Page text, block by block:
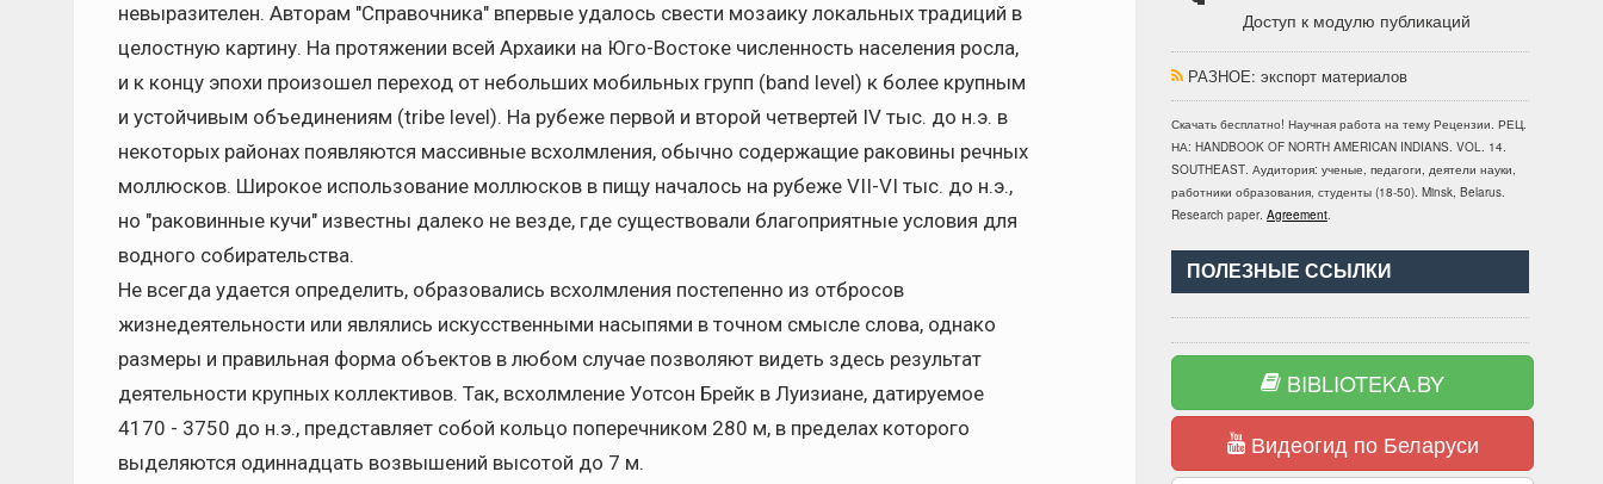
Доступ к модулю публикаций
РАЗНОЕ: экспорт материалов
Скачать бесплатно! Научная работа на тему Рецензии. РЕЦ.
НА: HANDBOOK OF NORTH AMERICAN INDIANS. VOL. 14.
SOUTHEAST. Аудитория: ученые, педагоги, деятели науки,
работники образования, студенты (18-50). Minsk, Belarus.
Research paper. Agreement.
ПОЛЕЗНЫЕ ССЫЛКИ
BIBLIOTEKA.BY
Видеогид по Беларуси
невыразителен. Авторам "Справочника" впервые удалось свести мозаику локальных традиций в
целостную картину. На протяжении всей Архаики на Юго-Востоке численность населения росла,
и к концу эпохи произошел переход от небольших мобильных групп (band level) к более крупным
и устойчивым объединениям (tribe level). На рубеже первой и второй четвертей IV тыс. до н.э. в
некоторых районах появляются массивные всхолмления, обычно содержащие раковины речных
моллюсков. Широкое использование моллюсков в пищу началось на рубеже VII-VI тыс. до н.э.,
но "раковинные кучи" известны далеко не везде, где существовали благоприятные условия для
водного собирательства.
Не всегда удается определить, образовались всхолмления постепенно из отбросов
жизнедеятельности или являлись искусственными насыпями в точном смысле слова, однако
размеры и правильная форма объектов в любом случае позволяют видеть здесь результат
деятельности крупных коллективов. Так, всхолмление Уотсон Брейк в Луизиане, датируемое
4170 - 3750 до н.э., представляет собой кольцо поперечником 280 м, в пределах которого
выделяются одиннадцать возвышений высотой до 7 м.